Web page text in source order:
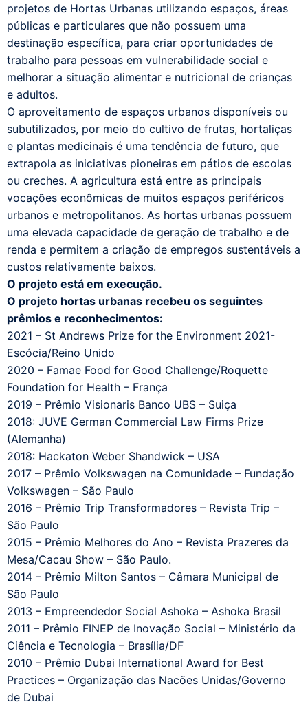
projetos de Hortas Urbanas utilizando espaços, áreas
públicas e particulares que não possuem uma
destinação específica, para criar oportunidades de
trabalho para pessoas em vulnerabilidade social e
melhorar a situação alimentar e nutricional de crianças
e adultos.
O aproveitamento de espaços urbanos disponíveis ou
subutilizados, por meio do cultivo de frutas, hortaliças
e plantas medicinais é uma tendência de futuro, que
extrapola as iniciativas pioneiras em pátios de escolas
ou creches. A agricultura está entre as principais
vocações econômicas de muitos espaços periféricos
urbanos e metropolitanos. As hortas urbanas possuem
uma elevada capacidade de geração de trabalho e de
renda e permitem a criação de empregos sustentáveis a
custos relativamente baixos.
O projeto está em execução.
O projeto hortas urbanas recebeu os seguintes
prêmios e reconhecimentos:
2021 – St Andrews Prize for the Environment 2021-
Escócia/Reino Unido
2020 – Famae Food for Good Challenge/Roquette
Foundation for Health – França
2019 – Prêmio Visionaris Banco UBS – Suiça
2018: JUVE German Commercial Law Firms Prize
(Alemanha)
2018: Hackaton Weber Shandwick – USA
2017 – Prêmio Volkswagen na Comunidade – Fundação
Volkswagen – São Paulo
2016 – Prêmio Trip Transformadores – Revista Trip –
São Paulo
2015 – Prêmio Melhores do Ano – Revista Prazeres da
Mesa/Cacau Show – São Paulo.
2014 – Prêmio Milton Santos – Câmara Municipal de
São Paulo
2013 – Empreendedor Social Ashoka – Ashoka Brasil
2011 – Prêmio FINEP de Inovação Social – Ministério da
Ciência e Tecnologia – Brasília/DF
2010 – Prêmio Dubai International Award for Best
Practices – Organização das Nacões Unidas/Governo
de Dubai